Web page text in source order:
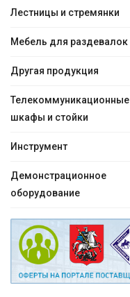
Лестницы и стремянки
Мебель для раздевалок
Другая продукция
Телекоммуникационные
шкафы и стойки
Инструмент
Демонстрационное
оборудование